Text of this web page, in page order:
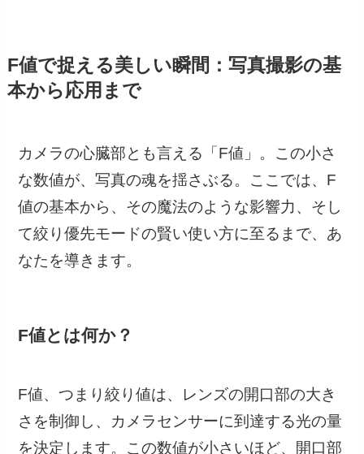
F値で捉える美しい瞬間：写真撮影の基
本から応用まで
カメラの心臓部とも言える「F値」。この小さ
な数値が、写真の魂を揺さぶる。ここでは、F
値の基本から、その魔法のような影響力、そし
て絞り優先モードの賢い使い方に至るまで、あ
なたを導きます。
F値とは何か？
F値、つまり絞り値は、レンズの開口部の大き
さを制御し、カメラセンサーに到達する光の量
を決定します。この数値が小さいほど、開口部